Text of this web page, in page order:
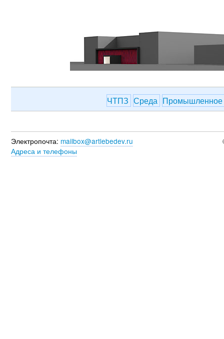
ЧТПЗ Среда Промышленное
Электропочта: mailbox@artlebedev.ru
Адреса и телефоны